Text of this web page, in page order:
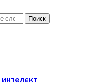
Поиск